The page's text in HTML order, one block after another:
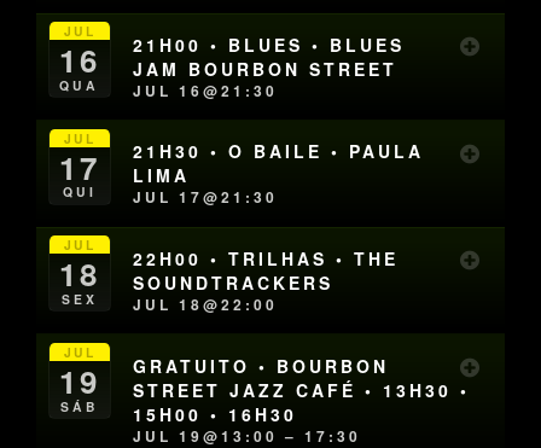
JUL
16
QUA
21H00 • BLUES • BLUES
JAM BOURBON STREET
JUL 16@21:30
JUL
17
QUI
21H30 • O BAILE • PAULA
LIMA
JUL 17@21:30
JUL
18
SEX
22H00 • TRILHAS • THE
SOUNDTRACKERS
JUL 18@22:00
JUL
19
SÁB
GRATUITO • BOURBON
STREET JAZZ CAFÉ • 13H30 •
15H00 • 16H30
JUL 19@13:00 – 17:30